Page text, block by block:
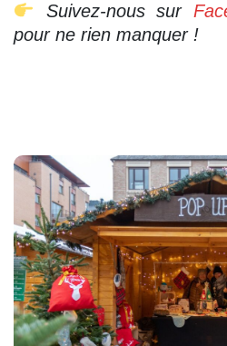
Suivez-nous sur
pour ne rien manquer !